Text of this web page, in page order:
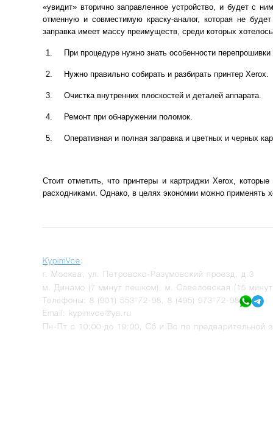
«увидит» вторично заправленное устройство, и будет с
отменную и совместимую краску-аналог, которая не
заправка имеет массу преимуществ, среди которых
При процедуре нужно знать особенности перепрошивки
Нужно правильно собирать и разбирать принтер Xerox.
Очистка внутренних плоскостей и деталей аппарата.
Ремонт при обнаружении поломок.
Оперативная и полная заправка и цветных и черных
Стоит отметить, что принтеры и картриджи Xerox,
расходниками. Однако, в целях экономии можно применять
KypimVce:
г.
Москва
ул. Петровско-Разумовский проезд, д.3
м. Динамо (7 минут пешком), м. Савеловская (15
Телефоны: 8 (901) 553-72-98
8 (495) 973-72-98
Email: kypimvce@ya.ru
Пн-Пт с 10:00 до 19:00, Сб и Вс по предварительной